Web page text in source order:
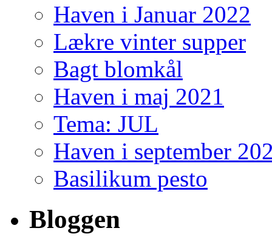
Haven i Januar 2022
Lækre vinter supper
Bagt blomkål
Haven i maj 2021
Tema: JUL
Haven i september
Basilikum pesto
Bloggen